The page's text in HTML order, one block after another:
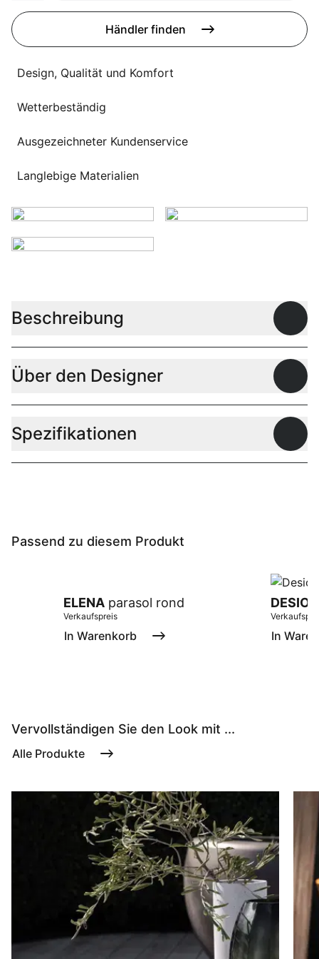
Uber uns
Sprachwahl
Händler finden
Design, Qualität und Komfort
Wetterbeständig
Ausgezeichneter Kundenservice
Langlebige Materialien
Beschreibung
Über den Designer
Spezifikationen
Passend zu diesem Produkt
ELENAparasol rond
Verkaufspreis
In Warenkorb
DESIO
In
Vervollständigen Sie den Look mit ...
Alle Produkte